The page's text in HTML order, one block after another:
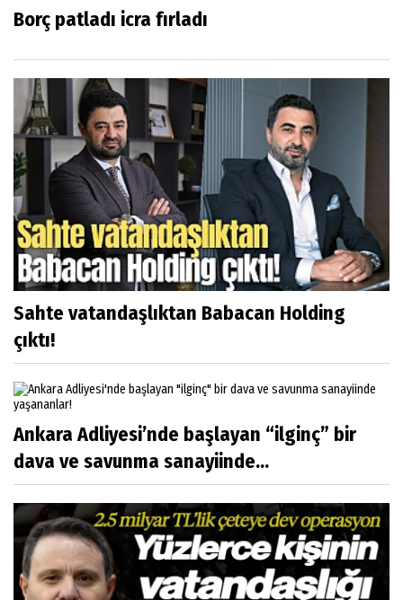
Borç patladı icra fırladı
Sahte vatandaşlıktan Babacan Holding
çıktı!
Ankara Adliyesi’nde başlayan “ilginç” bir
dava ve savunma sanayiinde...